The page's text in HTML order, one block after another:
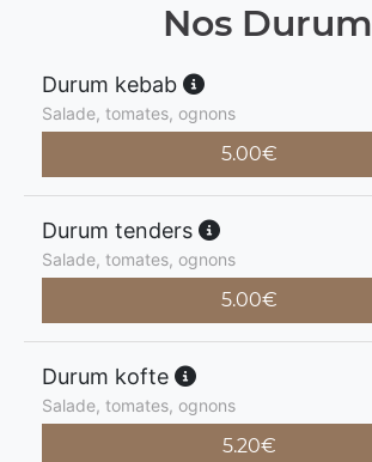
Nos Durum
Durum kebab
Salade, tomates, ognons
5.00€
Durum tenders
Salade, tomates, ognons
5.00€
Durum kofte
Salade, tomates, ognons
5.20€